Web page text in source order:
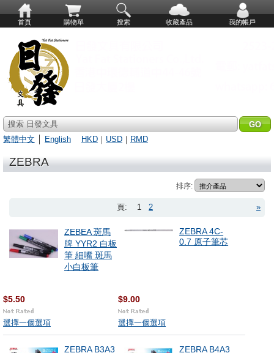
首頁 購物單 搜索 收藏產品 我的帳戶
搜索 日發文具
繁體中文
English HKD ｜ USD ｜ RMD
ZEBRA
排序:
»
頁: 1 2
ZEBEA 斑馬
牌 YYR2 白板
筆 細嘴 斑馬
小白板筆
$5.50
選擇一個選項
ZEBRA 4C-
0.7 原子筆芯
$9.00
選擇一個選項
ZEBRA B3A3
ZEBRA B4A3